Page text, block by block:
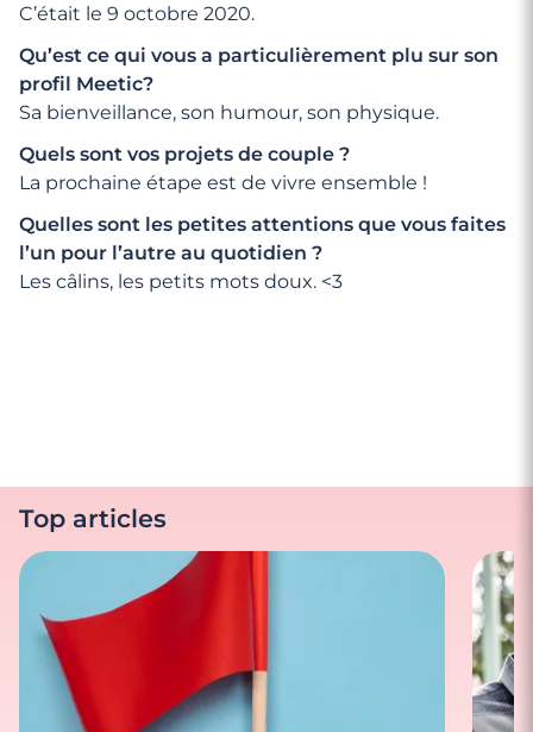
C’était le 9 octobre 2020.
Qu’est ce qui vous a particulièrement plu sur son
profil Meetic?
Sa bienveillance, son humour, son physique.
Quels sont vos projets de couple ?
La prochaine étape est de vivre ensemble !
Quelles sont les petites attentions que vous faites
l’un pour l’autre au quotidien ?
Les câlins, les petits mots doux. <3
Top articles